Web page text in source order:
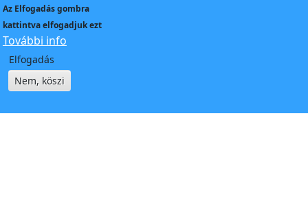
Az Elfogadásgombra
kattintva elfogadjuk ezt
További info
Elfogadás
Nem, köszi